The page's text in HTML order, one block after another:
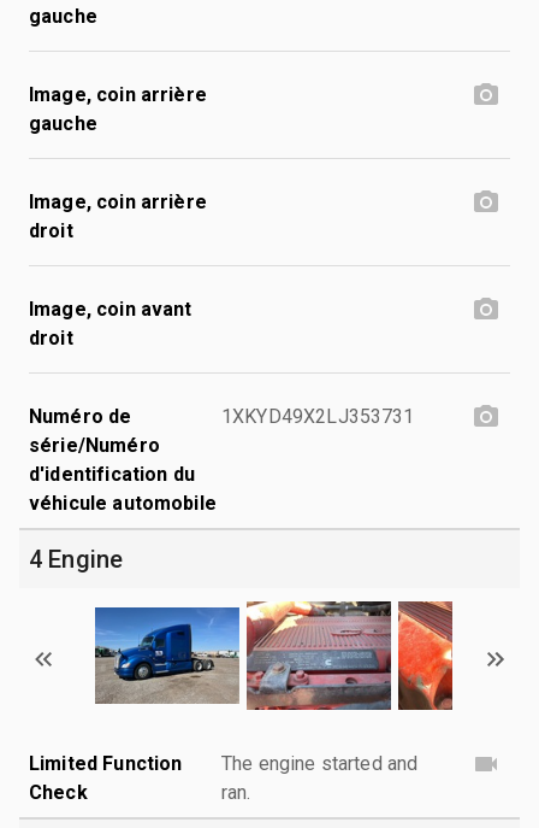
gauche
Image, coin arrière
gauche
Image, coin arrière
droit
Image, coin avant
droit
Numéro de
série/Numéro
d'identification du
véhicule automobile
1XKYD49X2LJ353731
4 Engine
Limited Function
Check
The engine started and
ran.